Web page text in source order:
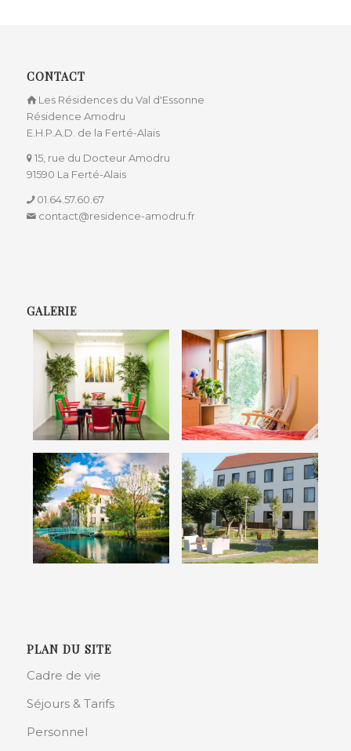
CONTACT
Les Résidences du Val d'Essonne
Résidence Amodru
E.H.P.A.D. de la Ferté-Alais
15, rue du Docteur Amodru
91590 La Ferté-Alais
01.64.57.60.67
contact@residence-amodru.fr
GALERIE
PLAN DU SITE
Cadre de vie
Séjours & Tarifs
Personnel